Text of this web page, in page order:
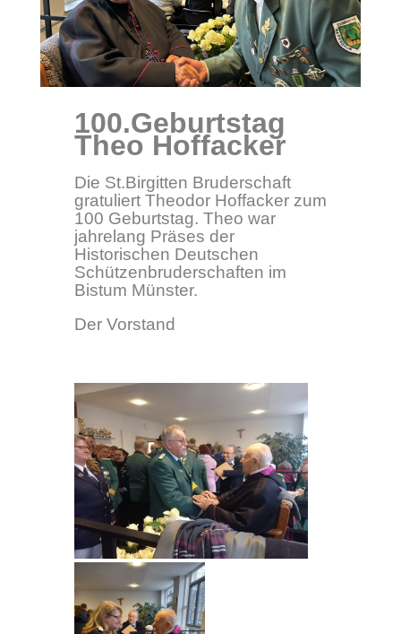
100.Geburtstag
Theo Hoffacker
Die St.Birgitten Bruderschaft
gratuliert Theodor Hoffacker zum
100 Geburtstag. Theo war
jahrelang Präses der
Historischen Deutschen
Schützenbruderschaften im
Bistum Münster.
Der Vorstand